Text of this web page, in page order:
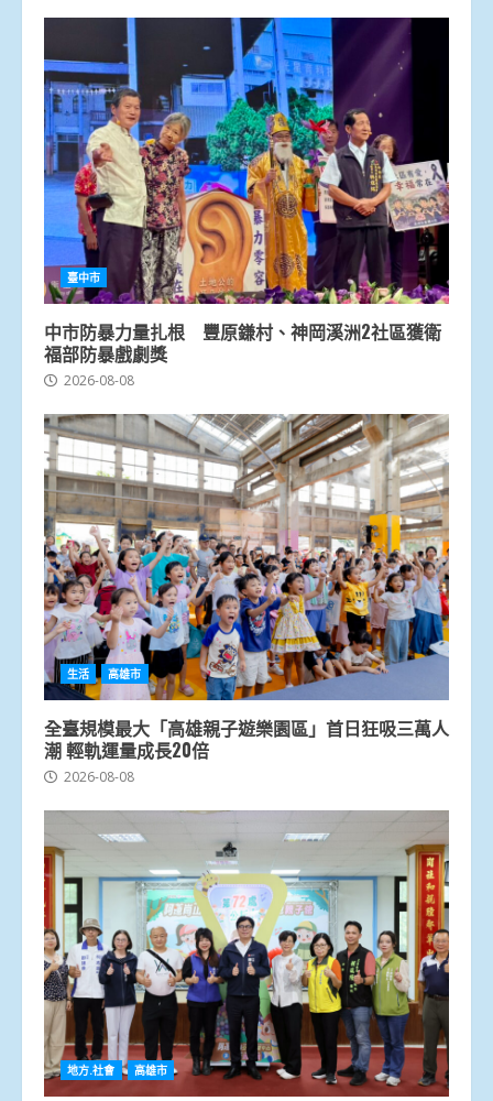
臺中市
中市防暴力量扎根 豐原鎌村、神岡溪洲2社區獲衛
福部防暴戲劇獎
2026-08-08
生活 高雄市
全臺規模最大「高雄親子遊樂園區」首日狂吸三萬人
潮 輕軌運量成長20倍
2026-08-08
地方.社會 高雄市